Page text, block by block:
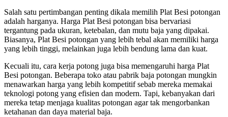
Salah satu pertimbangan penting dikala memilih Plat Besi potongan
adalah harganya. Harga Plat Besi potongan bisa bervariasi
tergantung pada ukuran, ketebalan, dan mutu baja yang dipakai.
Biasanya, Plat Besi potongan yang lebih tebal akan memiliki harga
yang lebih tinggi, melainkan juga lebih bendung lama dan kuat.
Kecuali itu, cara kerja potong juga bisa memengaruhi harga Plat
Besi potongan. Beberapa toko atau pabrik baja potongan mungkin
menawarkan harga yang lebih kompetitif sebab mereka memakai
teknologi potong yang efisien dan modern. Tapi, kebanyakan dari
mereka tetap menjaga kualitas potongan agar tak mengorbankan
ketahanan dan daya material baja.